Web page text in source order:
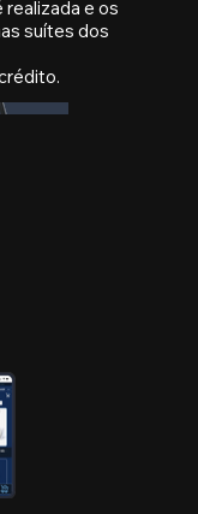
e os
suítes dos